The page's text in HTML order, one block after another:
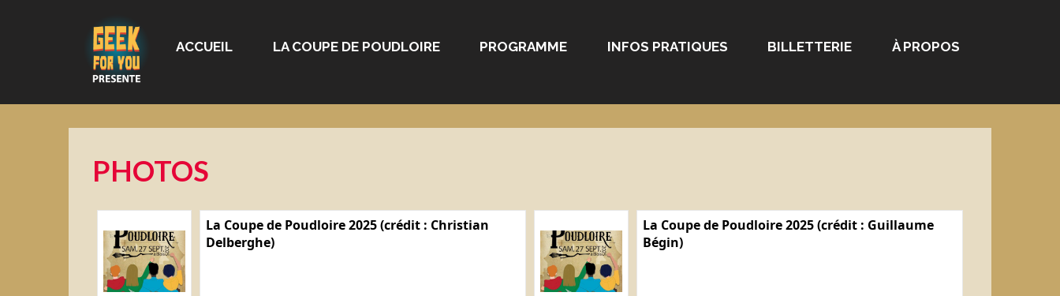
ACCUEIL LA COUPE DE POUDLOIRE PROGRAMME INFOS PRATIQUES BILLETTERIE À PROPOS
PHOTOS
La Coupe de Poudloire 2025 (crédit : Christian
Delberghe)
La Coupe de Poudloire 2025 (crédit : Guillaume
Bégin)